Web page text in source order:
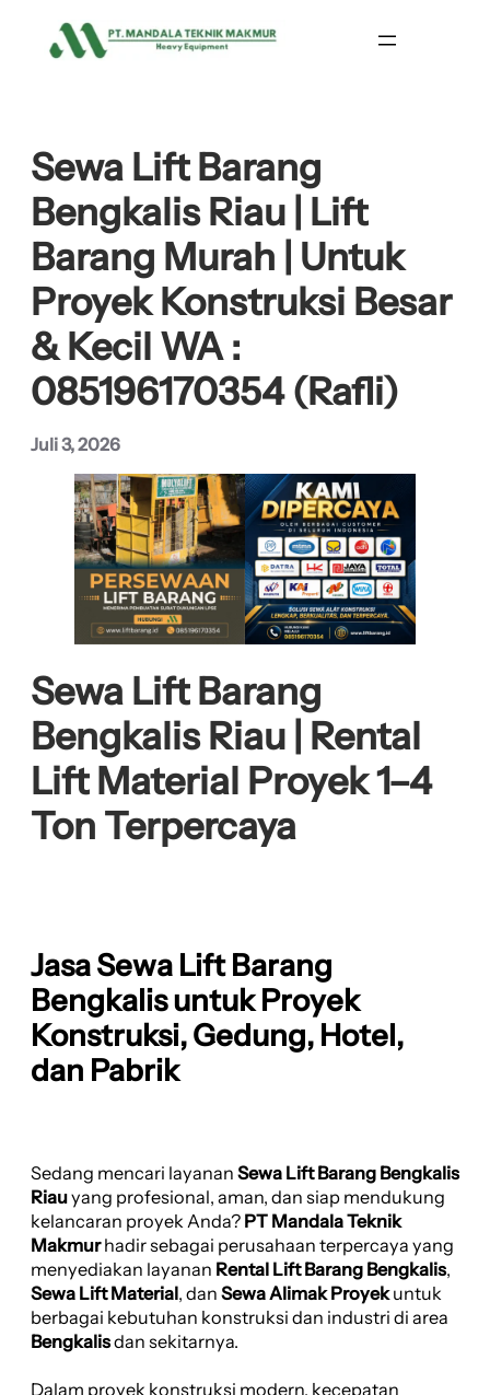
Sewa Lift Barang
Bengkalis Riau | Lift
Barang Murah | Untuk
Proyek Konstruksi Besar
& Kecil WA :
085196170354 (Rafli)
Juli 3, 2026
Sewa Lift Barang
Bengkalis Riau | Rental
Lift Material Proyek 1–4
Ton Terpercaya
Jasa Sewa Lift Barang
Bengkalis untuk Proyek
Konstruksi, Gedung, Hotel,
dan Pabrik
Sedang mencari layanan Sewa Lift Barang Bengkalis
Riauyang profesional, aman, dan siap mendukung
kelancaran proyek Anda? PT Mandala Teknik
Makmurhadir sebagai perusahaan terpercaya yang
menyediakan layanan Rental Lift Barang Bengkalis,
Sewa Lift Material, dan Sewa Alimak Proyekuntuk
berbagai kebutuhan konstruksi dan industri di area
Bengkalisdan sekitarnya.
Dalam proyek konstruksi modern, kecepatan